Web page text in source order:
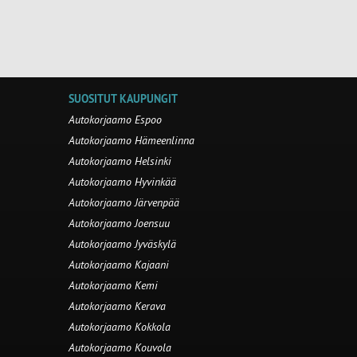
SUOSITUT KAUPUNGIT
Autokorjaamo Espoo
Autokorjaamo Hämeenlinna
Autokorjaamo Helsinki
Autokorjaamo Hyvinkää
Autokorjaamo Järvenpää
Autokorjaamo Joensuu
Autokorjaamo Jyväskylä
Autokorjaamo Kajaani
Autokorjaamo Kemi
Autokorjaamo Kerava
Autokorjaamo Kokkola
Autokorjaamo Kouvola